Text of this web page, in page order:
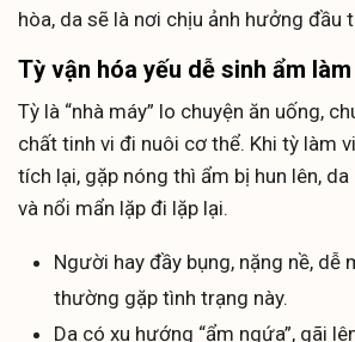
hòa, da sẽ là nơi chịu ảnh hưởng đầu
Tỳ vận hóa yếu dễ sinh ẩm
Tỳ là “nhà máy” lo chuyện ăn uống,
chất tinh vi đi nuôi cơ thể. Khi tỳ làm
tích lại, gặp nóng thì ẩm bị hun lên,
và nổi mẩn lặp đi lặp lại.
Người hay đầy bụng, nặng nề, dễ
thường gặp tình trạng này.
Da có xu hướng “ẩm ngứa”, gãi